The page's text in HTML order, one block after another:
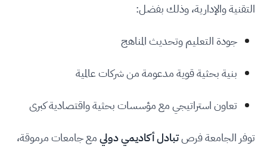
التقنية والإدارية، وذلك بفضل:
جودة التعليم وتحديث المناهج
بنية بحثية قوية مدعومة من شركات عالمية
تعاون استراتيجي مع مؤسسات بحثية واقتصادية كبرى
توفر الجامعة فرصتبادل أكاديمي دوليمع جامعات مرموقة،